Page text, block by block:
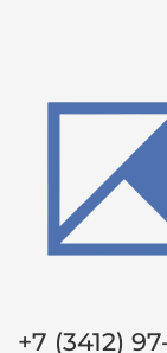
+7 (3412)